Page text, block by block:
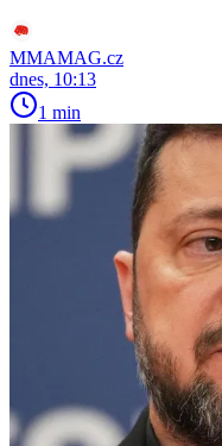
MMAMAG.cz
dnes, 10:13
1 min